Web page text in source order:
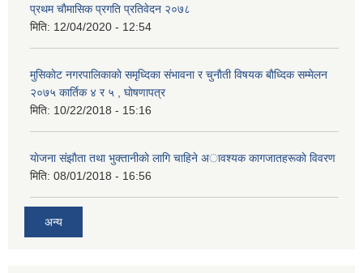
प्रथम चाैमासिक प्रगति प्रतिवेदन २०७८
मिति: 12/04/2020 - 12:54
मुसिकाेट नगरपालिकाकाे समृध्दिका संभावना र चुनाैती विषयक बाैध्दिक सम्मेलन
२०७५ कार्तिक ४ र ५ , घाेषणापत्र
मिति: 10/22/2018 - 15:16
याेजना संझाैता तथा भुक्तानीकाे लागि चाहिने अावश्यक कागजातहरूकाे विवरण
मिति: 08/01/2018 - 16:56
अन्य